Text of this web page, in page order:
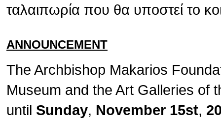
ταλαιπωρία που θα υποστεί το
ANNOUNCEMENT
The Archbishop Makarios
Museum and the Art Galleries of
until Sunday, November 15st,